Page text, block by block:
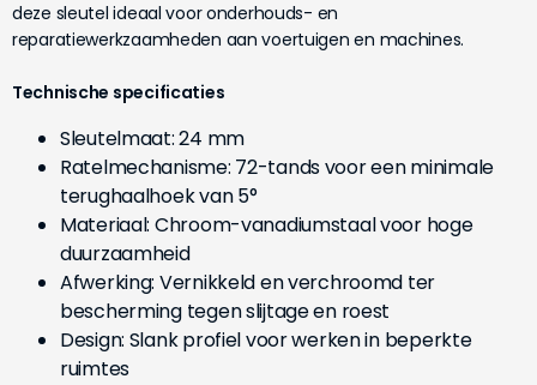
deze sleutel ideaal voor onderhouds- en
reparatiewerkzaamheden aan voertuigen en machines.
Technische specificaties
Sleutelmaat: 24 mm
Ratelmechanisme: 72-tands voor een minimale
terughaalhoek van 5°
Materiaal: Chroom-vanadiumstaal voor hoge
duurzaamheid
Afwerking: Vernikkeld en verchroomd ter
bescherming tegen slijtage en roest
Design: Slank profiel voor werken in beperkte
ruimtes